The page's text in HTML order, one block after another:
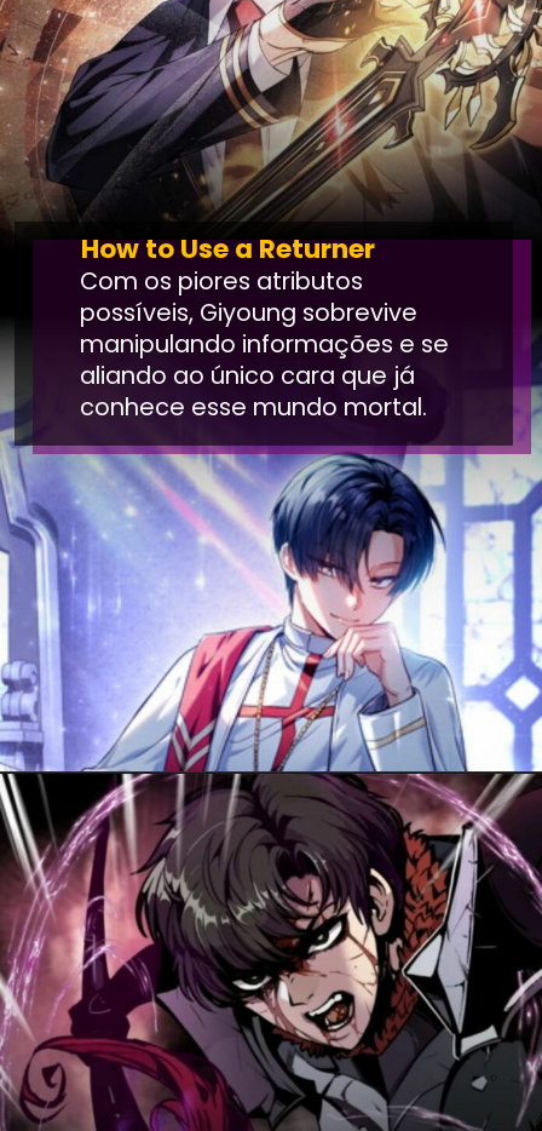
How to Use a Returner
Com os piores atributos
possíveis, Giyoung sobrevive
manipulando informações e se
aliando ao único cara que já
conhece esse mundo mortal.